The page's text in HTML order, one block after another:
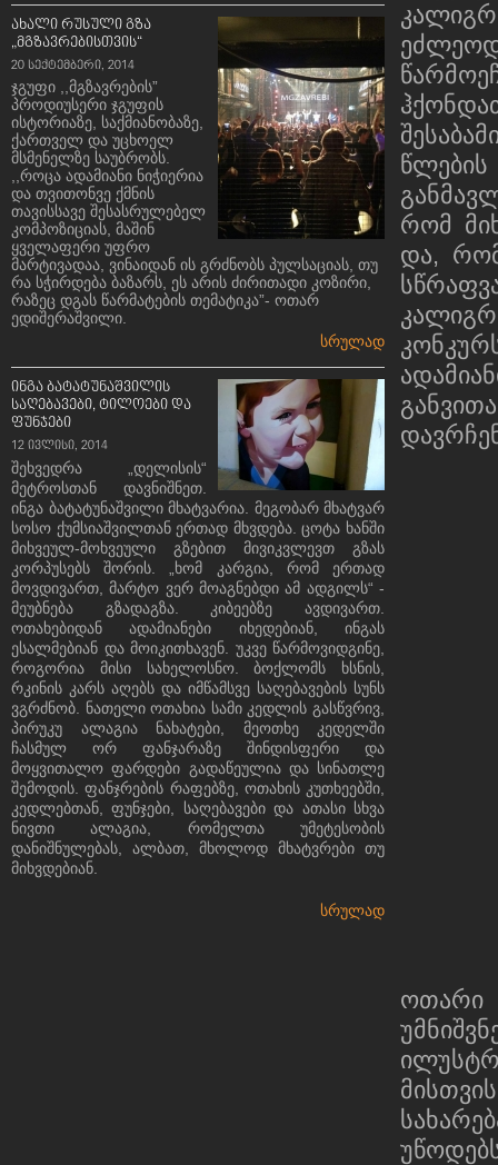
რომ
და,
ოთარი
ახალი რუსული გზა
„მგზავრებისთვის“
20 სექტემბერი, 2014
ჯგუფი ,,მგზავრების”
პროდიუსერი ჯგუფის
ისტორიაზე, საქმიანობაზე,
ქართველ და უცხოელ
მსმენელზე საუბრობს.
,,როცა ადამიანი ნიჭიერია
და თვითონვე ქმნის
თავისსავე შესასრულებელ
კომპოზიციას, მაშინ
ყველაფერი უფრო
მარტივადაა, ვინაიდან ის გრძნობს პულსაციას, თუ
რა სჭირდება ბაზარს, ეს არის ძირითადი კოზირი,
რაზეც დგას წარმატების თემატიკა”- ოთარ
ედიშერაშვილი.
სრულად
ინგა ბატატუნაშვილის
საღებავები, ტილოები და
ფუნჯები
12 ივლისი, 2014
შეხვედრა „დელისის“
მეტროსთან დავნიშნეთ.
ინგა ბატატუნაშვილი მხატვარია. მეგობარ მხატვარ
სოსო ქუმსიაშვილთან ერთად მხვდება. ცოტა ხანში
მიხვეულ-მოხვეული გზებით მივიკვლევთ გზას
კორპუსებს შორის. „ხომ კარგია, რომ ერთად
მოვდივართ, მარტო ვერ მოაგნებდი ამ ადგილს“ -
მეუბნება გზადაგზა. კიბეებზე ავდივართ.
ოთახებიდან ადამიანები იხედებიან, ინგას
ესალმებიან და მოიკითხავენ. უკვე წარმოვიდგინე,
როგორია მისი სახელოსნო. ბოქლომს ხსნის,
რკინის კარს აღებს და იმწამსვე საღებავების სუნს
ვგრძნობ. ნათელი ოთახია სამი კედლის გასწვრივ,
პირუკუ ალაგია ნახატები, მეოთხე კედელში
ჩასმულ ორ ფანჯარაზე შინდისფერი და
მოყვითალო ფარდები გადაწეულია და სინათლე
შემოდის. ფანჯრების რაფებზე, ოთახის კუთხეებში,
კედლებთან, ფუნჯები, საღებავები და ათასი სხვა
ნივთი ალაგია, რომელთა უმეტესობის
დანიშნულებას, ალბათ, მხოლოდ მხატვრები თუ
მიხვდებიან.
სრულად